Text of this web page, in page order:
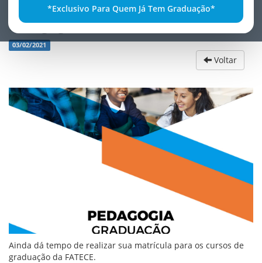
*Exclusivo Para Quem Já Tem Graduação*
Pedagogia
03/02/2021
Voltar
Ainda dá tempo de realizar sua matrícula para os cursos de
graduação da FATECE.